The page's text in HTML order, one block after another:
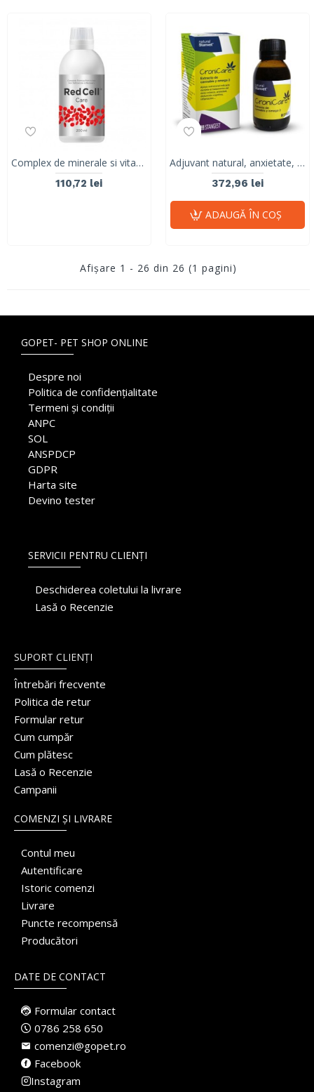
Complex de minerale si vitamine pentru tratarea anemiei, inapetentei RED CELL CARE, VetNova 200ml
110,72 lei
Adjuvant natural, anxietate, epilepsie, cancer, CRONICARE, STANGEST, 100 ml
372,96 lei
ADAUGĂ ÎN COŞ
Afişare 1 - 26 din 26 (1 pagini)
GOPET- PET SHOP ONLINE
Despre noi
Politica de confidențialitate
Termeni și condiții
ANPC
SOL
ANSPDCP
GDPR
Harta site
Devino tester
SERVICII PENTRU CLIENȚI
Deschiderea coletului la livrare
Lasă o Recenzie
SUPORT CLIENȚI
Întrebări frecvente
Politica de retur
Formular retur
Cum cumpăr
Cum plătesc
Lasă o Recenzie
Campanii
COMENZI ȘI LIVRARE
Contul meu
Autentificare
Istoric comenzi
Livrare
Puncte recompensă
Producători
DATE DE CONTACT
Formular contact
0786 258 650
comenzi@gopet.ro
Facebook
Instagram